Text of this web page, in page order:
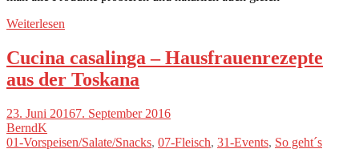
Weiterlesen
Cucina casalinga – Hausfrauenrezepte
aus der Toskana
23. Juni 20167. September 2016
BerndK
01-Vorspeisen/Salate/Snacks, 07-Fleisch, 31-Events, So geht´s